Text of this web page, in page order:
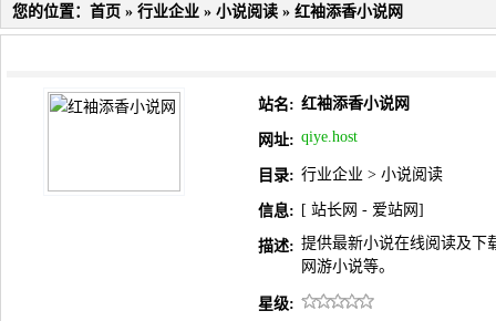
您的位置： 首页 » 行业企业 » 小说阅读 » 红袖添香小说网
站名: 红袖添香小说网
网址: qiye.host
目录: 行业企业 > 小说阅读
信息: [ 站长网 - 爱站网 ]
描述: 提供最新小说在线阅读及下
网游小说等。
星级: